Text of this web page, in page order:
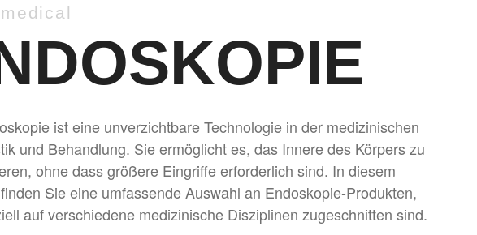
ist eine unverzichtbare Technologie in der medizinischen
und Behandlung. Sie ermöglicht es, das Innere des Körpers zu
ohne dass größere Eingriffe erforderlich sind. In diesem
Sie eine umfassende Auswahl an Endoskopie-Produkten,
auf verschiedene medizinische Disziplinen zugeschnitten sind.